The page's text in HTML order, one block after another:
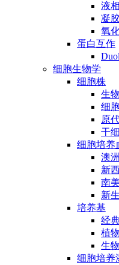
液
凝
氧
蛋白互作
细胞生物学
细胞株
生
细
原
干
细胞培养
澳
新
南
新
培养基
经
植
生
细胞培养